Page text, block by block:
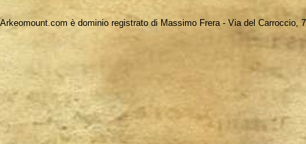
Arkeomount.com è dominio registrato di Massimo Frera - Via del